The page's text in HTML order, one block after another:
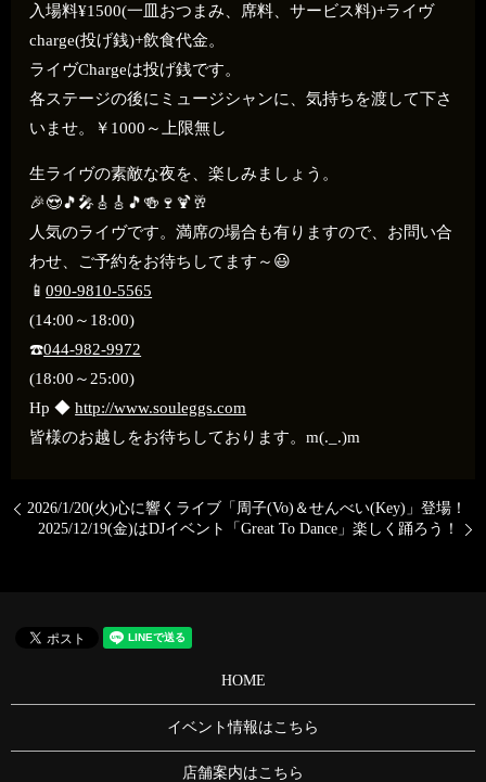
入場料¥1500(一皿おつまみ、席料、サービス料)+ライヴ
charge(投げ銭)+飲食代金。
ライヴChargeは投げ銭です。
各ステージの後にミュージシャンに、気持ちを渡して下さ
いませ。￥1000～上限無し
生ライヴの素敵な夜を、楽しみましょう。
🎉😍🎵🎤🎸🎸🎵🍻🍷🍹🥂
人気のライヴです。満席の場合も有りますので、お問い合
わせ、ご予約をお待ちしてます～😃
📱090-9810-5565
(14:00～18:00)
☎️044-982-9972
(18:00～25:00)
Hp ◆http://www.souleggs.com
皆様のお越しをお待ちしております。m(._.)m
2026/1/20(火)心に響くライブ「周子(Vo)＆せんべい(Key)」登場！
2025/12/19(金)はDJイベント「Great To Dance」楽しく踊ろう！
HOME
イベント情報はこちら
店舗案内はこちら